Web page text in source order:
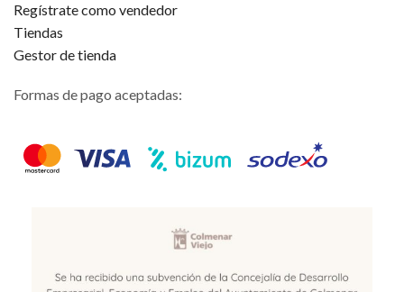
Regístrate como vendedor
Tiendas
Gestor de tienda
Formas de pago aceptadas: